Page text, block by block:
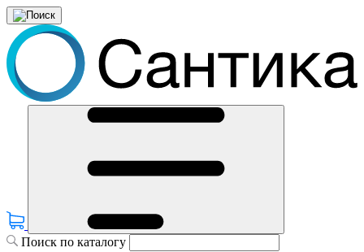
Поиск по каталогу